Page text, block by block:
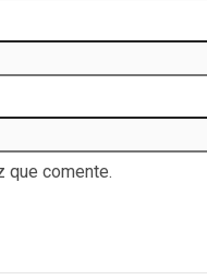
que comente.